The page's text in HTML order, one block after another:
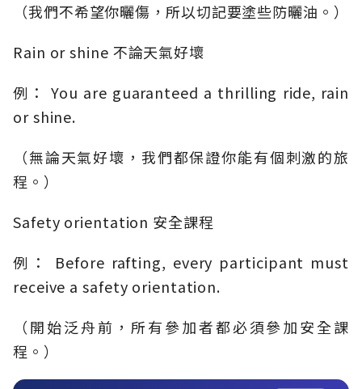
（我們不希望你曬傷，所以切記要塗些防曬油。）
Rain or shine 不論天氣好壞
例： You are guaranteed a thrilling ride, rain
or shine.
（無論天氣好壞，我們都保證你能有個刺激的旅
程。）
Safety orientation 安全課程
例： Before rafting, every participant must
receive a safety orientation.
（開始泛舟前，所有參加者都必須參加安全課
程。）